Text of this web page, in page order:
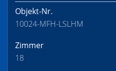
Objekt-Nr.
10024-MFH-LSLHM
Zimmer
18